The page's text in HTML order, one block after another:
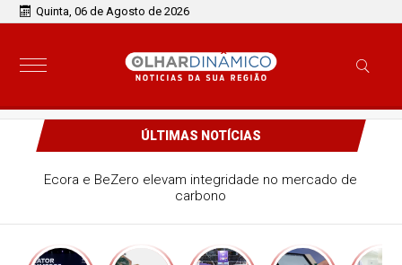
Quinta, 06 de Agosto de 2026
ÚLTIMAS NOTÍCIAS
Grupo Cyrela é reconhecido como Empresa Pró-Ética
2025-2026